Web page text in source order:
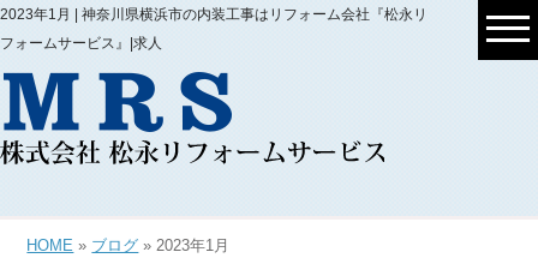
2023年1月 | 神奈川県横浜市の内装工事はリフォーム会社『松永リ
フォームサービス』|求人
HOME » ブログ » 2023年1月